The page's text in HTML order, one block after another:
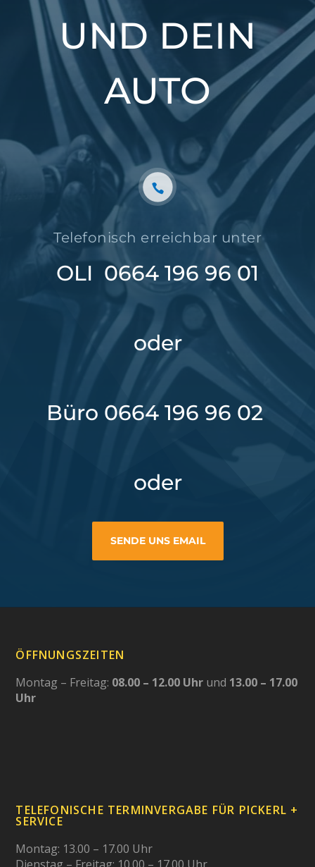
UND DEIN
AUTO
Telefonisch erreichbar unter
OLI 0664 196 96 01
oder
Büro 0664 196 96 02
oder
SENDE UNS EMAIL
ÖFFNUNGSZEITEN
Montag – Freitag: 08.00 – 12.00 Uhr und 13.00 – 17.00
Uhr
TELEFONISCHE TERMINVERGABE FÜR PICKERL +
SERVICE
Montag: 13.00 – 17.00 Uhr